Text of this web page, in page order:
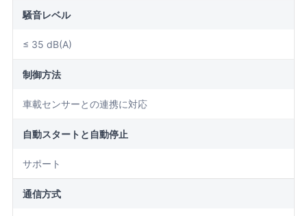
騒音レベル
≤ 35 dB(A)
制御方法
車載センサーとの連携に対応
自動スタートと自動停止
サポート
通信方式